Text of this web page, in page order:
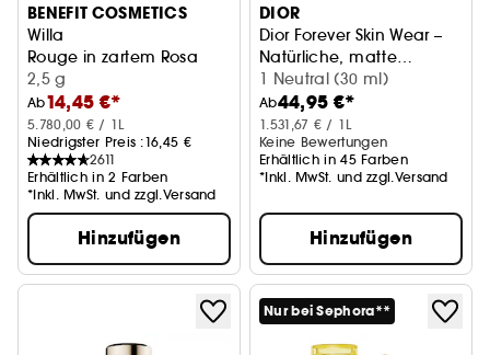
BENEFIT COSMETICS
Willa
Rouge in zartem Rosa
2,5 g
Ab14,45 €*
5.780,00 € / 1L
Niedrigster Preis :16,45 €
2611
Erhältlich in 2 Farben
*Inkl. MwSt. und zzgl.Versand
Hinzufügen
DIOR
Dior Forever Skin Wear –
Natürliche, matte
Foundation mit 24h
starkem Halt
1 Neutral (30 ml)
Ab44,95 €*
1.531,67 € / 1L
Keine Bewertungen
Erhältlich in 45 Farben
*Inkl. MwSt. und zzgl.Versand
Hinzufügen
Nur bei Sephora**